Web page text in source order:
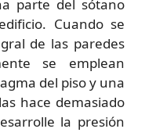
parte del sótano
Cuando se
de las paredes
se emplean
del piso y una
hace demasiado
la presión